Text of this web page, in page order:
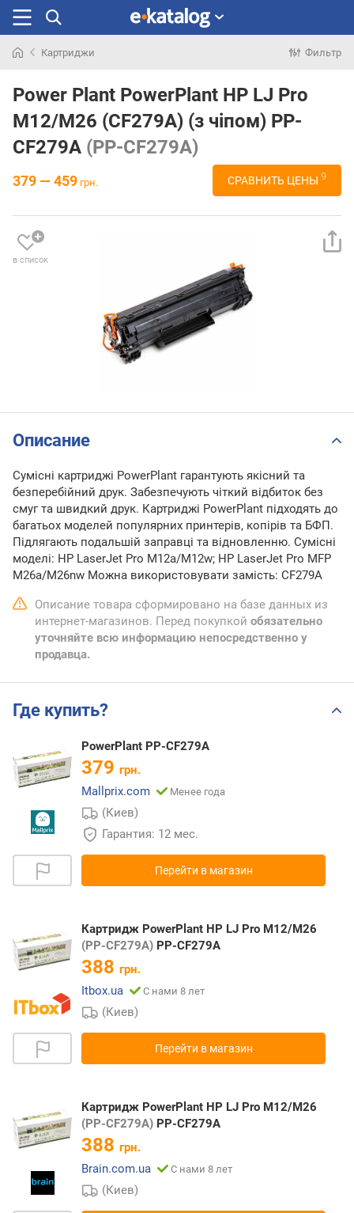
раньше
Картриджи Фильтр
Power Plant PowerPlant HP LJ Pro
M12/M26 (CF279A) (з чіпом) PP-
CF279A (PP-CF279A)
379 — 459 грн. СРАВНИТЬ ЦЕНЫ 9
в список
Описание
Сумісні картриджі PowerPlant гарантують якісний та
безперебійний друк. Забезпечують чіткий відбиток без
смуг та швидкий друк. Картриджі PowerPlant підходять до
багатьох моделей популярних принтерів, копірів та БФП.
Підлягають подальшій заправці та відновленню. Сумісні
моделі: HP LaserJet Pro M12a/M12w; HP LaserJet Pro MFP
M26a/M26nw Можна використовувати замість: CF279A
Описание товара сформировано на базе данных из
интернет-магазинов. Перед покупкой обязательно
уточняйте всю информацию непосредственно у
продавца.
Где купить?
PowerPlant PP-CF279A
379 грн.
Mallprix.com
Менее года
(Киев)
Гарантия: 12 мес.
Перейти в магазин
Картридж PowerPlant HP LJ Pro M12/M26
(PP-CF279A) PP-CF279A
388 грн.
Itbox.ua
С нами 8 лет
(Киев)
Перейти в магазин
Картридж PowerPlant HP LJ Pro M12/M26
(PP-CF279A) PP-CF279A
388 грн.
Brain.com.ua
С нами 8 лет
(Киев)